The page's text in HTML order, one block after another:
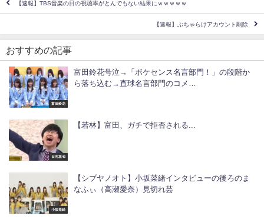
【速報】TBS音楽の日の視聴率がとんでもない結果にｗｗｗｗｗ
【速報】ぶちゃらけアカウント削除
おすすめの記事
富田鈴花
富田鈴花号泣→「ボケセンス名言部門！」の段階か
ら落ち込む→直球名言部門のコメ…
日向坂46
【若林】富田、ガチで拒否される...
小坂菜緒
【シブヤノオト】小坂菜緒インタビューの後ろのま
なふぃ（高瀬愛奈）見切れ芸